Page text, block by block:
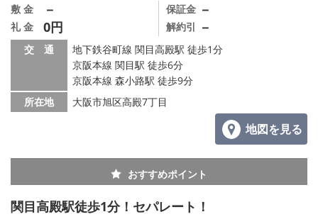
敷 金 －
礼 金 0円
保証金 －
解約引 －
交 通
地下鉄谷町線 関目高殿駅 徒歩1分
京阪本線 関目駅 徒歩6分
京阪本線 森小路駅 徒歩9分
所在地
大阪市旭区高殿7丁目
地図を見る
おすすめポイント
関目高殿駅徒歩1分！セパレート！